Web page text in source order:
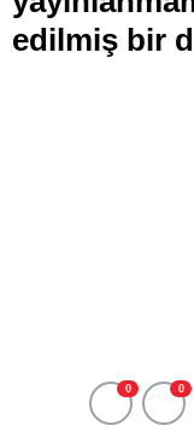
edilmiş bir
0 0